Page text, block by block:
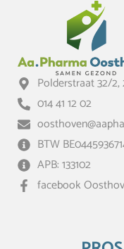
Polderstraat 32/
014 41 12 02
BTW
APB: 133102
facebook